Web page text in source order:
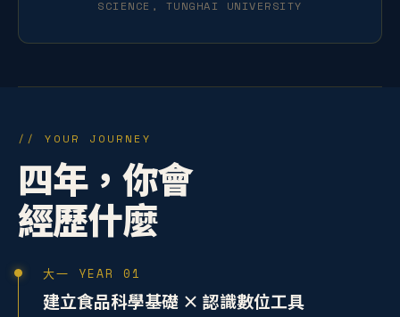
SCIENCE, TUNGHAI UNIVERSITY
// YOUR JOURNEY
四年，你會
經歷什麼
大一 YEAR 01
建立食品科學基礎 × 認識數位工具